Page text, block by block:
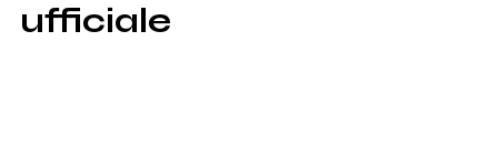
RADIO
ufficiale